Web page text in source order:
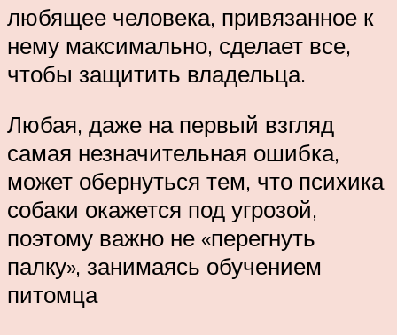
любящее человека, привязанное к
нему максимально, сделает все,
чтобы защитить владельца.
Любая, даже на первый взгляд
самая незначительная ошибка,
может обернуться тем, что психика
собаки окажется под угрозой,
поэтому важно не «перегнуть
палку», занимаясь обучением
питомца